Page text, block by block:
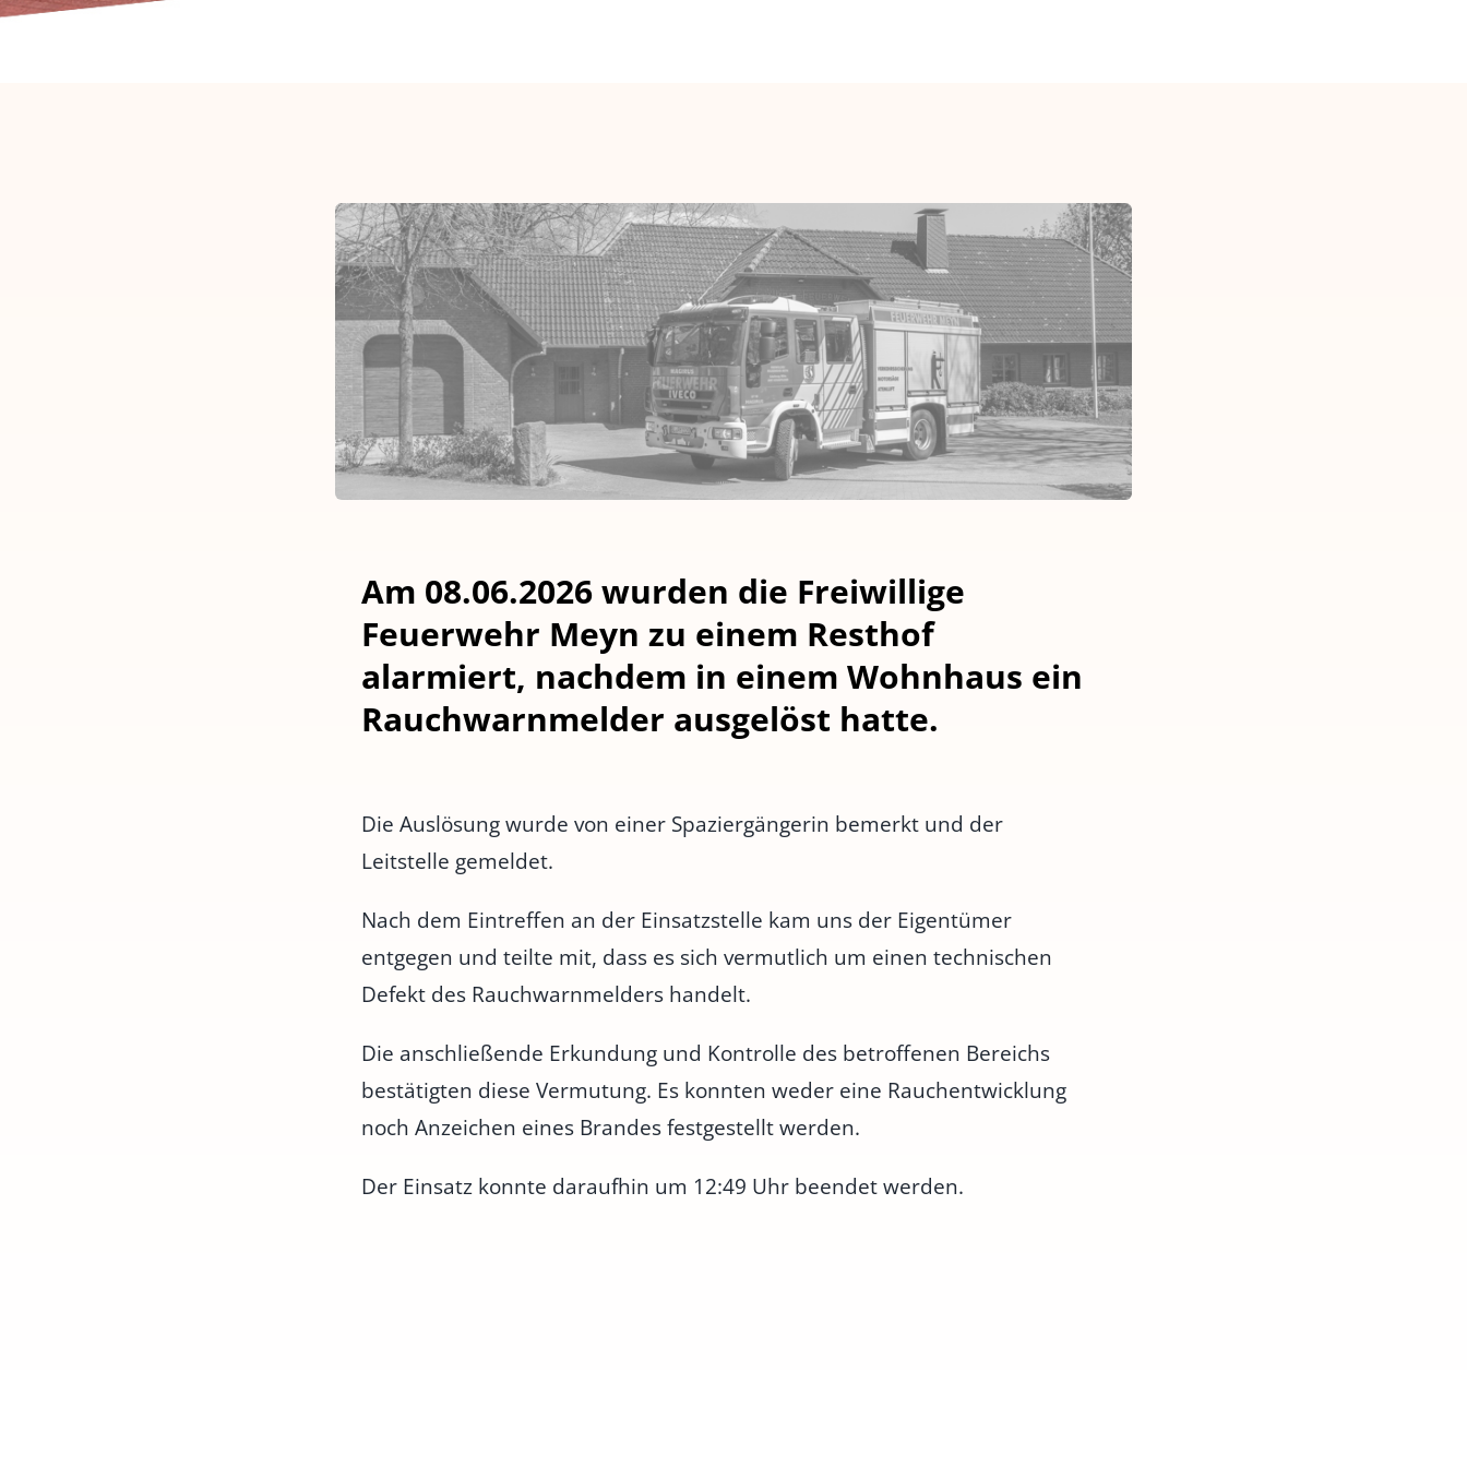
Am 08.06.2026 wurden die Freiwillige
Feuerwehr Meyn zu einem Resthof
alarmiert, nachdem in einem Wohnhaus ein
Rauchwarnmelder ausgelöst hatte.
Die Auslösung wurde von einer Spaziergängerin bemerkt und der
Leitstelle gemeldet.
Nach dem Eintreffen an der Einsatzstelle kam uns der Eigentümer
entgegen und teilte mit, dass es sich vermutlich um einen technischen
Defekt des Rauchwarnmelders handelt.
Die anschließende Erkundung und Kontrolle des betroffenen Bereichs
bestätigten diese Vermutung. Es konnten weder eine Rauchentwicklung
noch Anzeichen eines Brandes festgestellt werden.
Der Einsatz konnte daraufhin um 12:49 Uhr beendet werden.